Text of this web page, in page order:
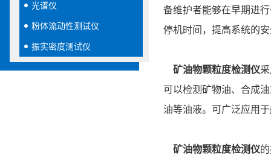
光谱仪
粉体流动性测试仪
振实密度测试仪
备维护者能够在早期进
停机时间，提高系统的
矿油物颗粒度检测仪
可以检测矿物油、合成
油等油液。可广泛应用
矿油物颗粒度检测仪